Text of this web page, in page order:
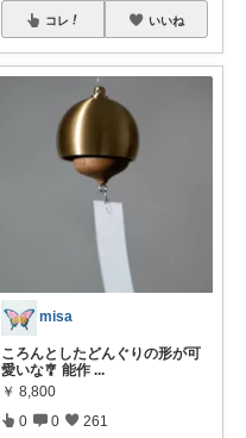
コレ いいね
misa
ころんとしたどんぐりの形が可
愛いな🎐 能作 ...
￥ 8,800
0 0 261